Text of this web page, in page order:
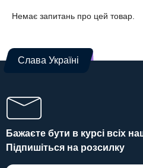
Немає запитань про цей товар.
Слава Україні
Бажаєте бути в курсі всіх
Підпишіться на розсилку